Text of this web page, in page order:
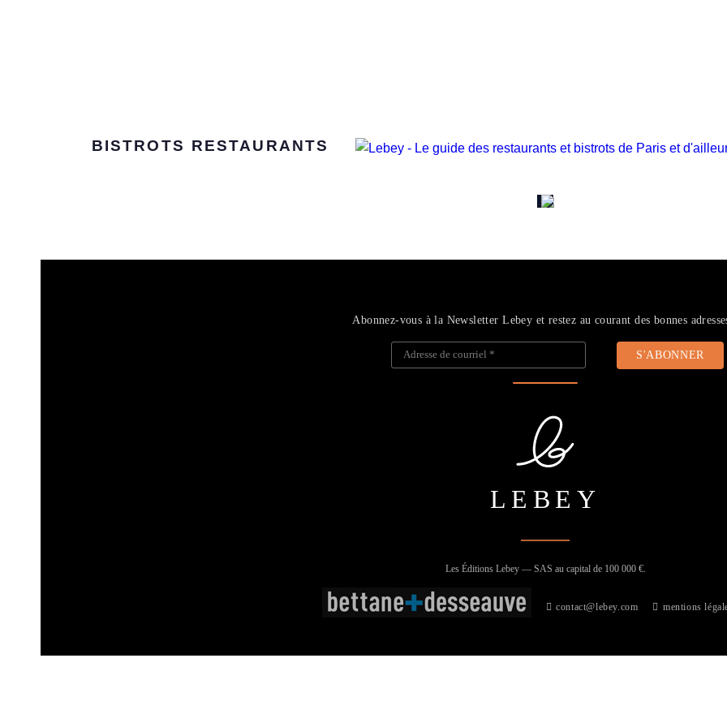
BISTROTS RESTAURANTS
contact@lebey.com mentions
Abonnez-vous à la Newsletter Lebey et restez au courant des bonnes
Adresse de courriel*
LEBEY
Les Éditions Lebey — SAS au capital de 100 000 €.